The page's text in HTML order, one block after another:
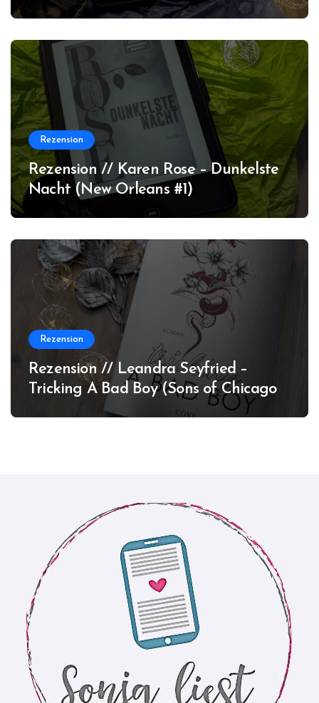
Rezension
Rezension // Karen Rose – Dunkelste
Nacht (New Orleans #1)
Rezension
Rezension // Leandra Seyfried –
Tricking A Bad Boy (Sons of Chicago